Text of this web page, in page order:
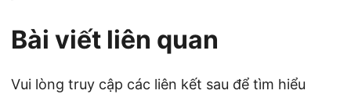
Bài viết liên quan
Vui lòng truy cập các liên kết sau để tìm hiểu